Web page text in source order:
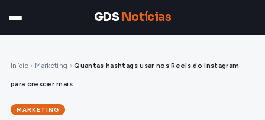
GDS Notícias
Início › Marketing › Quantas hashtags usar nos Reels do Instagram
para crescer mais
MARKETING